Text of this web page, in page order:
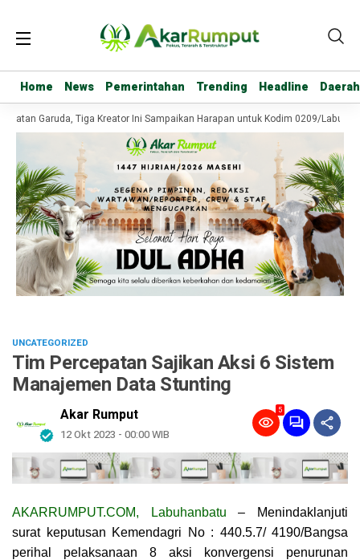
Home News Pemerintahan Trending Headline Daerah
Home News Pemerintahan Trending Headline Daerah
Garuda, Tiga Kreator Ini Sampaikan Harapan untuk Kodim 0209/
UNCATEGORIZED
Tim Percepatan Sajikan Aksi 6 Sistem
Manajemen Data Stunting
Akar Rumput
12 Okt 2023 - 00:00 WIB
5
AKARRUMPUT.COM, Labuhanbatu – Menindaklanjuti
surat keputusan Kemendagri No : 440.5.7/ 4190/Bangsa
perihal pelaksanaan 8 aksi konvergensi penurunan